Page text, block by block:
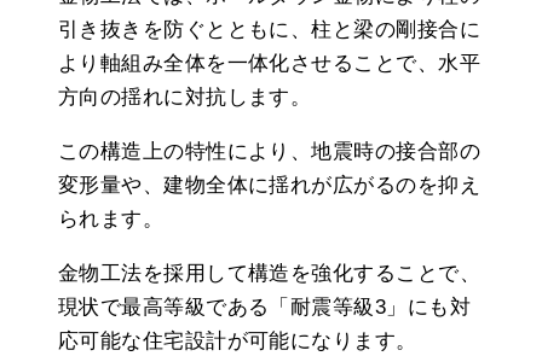
引き抜きを防ぐとともに、柱と梁の剛接合に
より軸組み全体を一体化させることで、水平
方向の揺れに対抗します。
この構造上の特性により、地震時の接合部の
変形量や、建物全体に揺れが広がるのを抑え
られます。
金物工法を採用して構造を強化することで、
現状で最高等級である「耐震等級3」にも対
応可能な住宅設計が可能になります。